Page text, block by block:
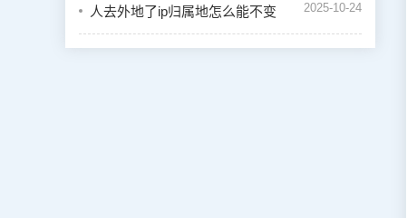
人去外地了ip归属地怎么能不变 2025-10-24